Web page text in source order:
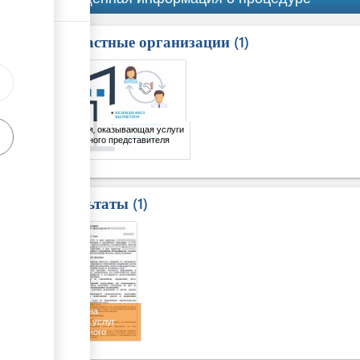
Причастные организации 1
Компания, оказывающая услуги
таможенного представителя
Результаты 1
Договор на
оказание услуг
таможенного
представителя